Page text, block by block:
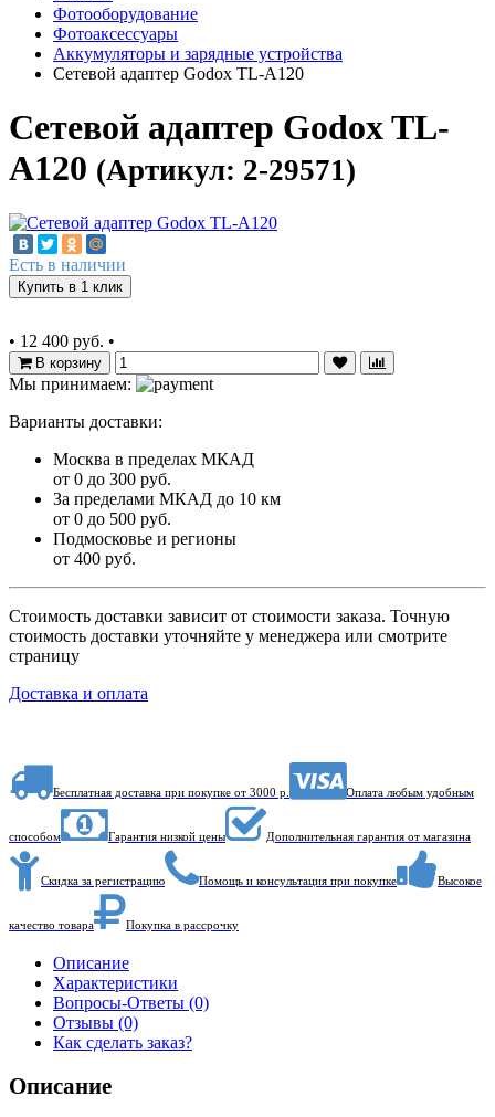
Фотооборудование
Фотоаксессуары
Аккумуляторы и зарядные устройства
Сетевой адаптер Godox TL-A120
Сетевой адаптер Godox TL-
A120 (Артикул: 2-29571)
Есть в наличии
Купить в 1 клик
• 12 400 руб. •
В корзину
Мы принимаем:
Варианты доставки:
Москва в пределах МКАД
от 0 до 300 руб.
За пределами МКАД до 10 км
от 0 до 500 руб.
Подмосковье и регионы
от 400 руб.
Стоимость доставки зависит от стоимости заказа. Точную
стоимость доставки уточняйте у менеджера или смотрите
страницу
Доставка и оплата
Бесплатная доставка при покупке от 3000 р. Оплата любым удобным
способом Гарантия низкой цены Дополнительная гарантия от магазина
Скидка за регистрацию Помощь и консультация при покупке Высокое
качество товара Покупка в рассрочку
Описание
Характеристики
Вопросы-Ответы (0)
Отзывы (0)
Как сделать заказ?
Описание